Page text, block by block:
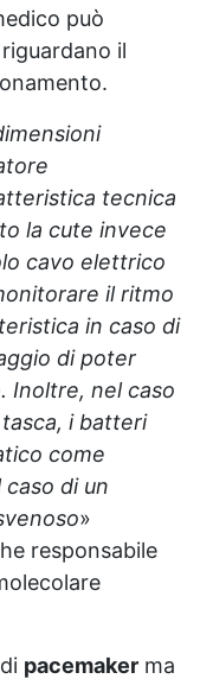
può
il
tecnica
la cute invece
cavo elettrico
il ritmo
in caso di
di poter
Inoltre, nel caso
i batteri
come
di un
»
responsabile
pacemaker ma